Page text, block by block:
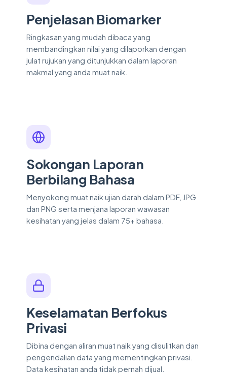
Penjelasan Biomarker
Ringkasan yang mudah dibaca yang
membandingkan nilai yang dilaporkan dengan
julat rujukan yang ditunjukkan dalam laporan
makmal yang anda muat naik.
Sokongan Laporan
Berbilang Bahasa
Menyokong muat naik ujian darah dalam PDF, JPG
dan PNG serta menjana laporan wawasan
kesihatan yang jelas dalam 75+ bahasa.
Keselamatan Berfokus
Privasi
Dibina dengan aliran muat naik yang disulitkan dan
pengendalian data yang mementingkan privasi.
Data kesihatan anda tidak pernah dijual.